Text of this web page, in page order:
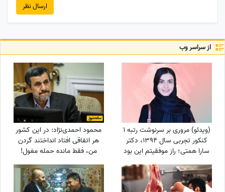
ارسال نظر
از سراسر وب
(ویدئو) مروری بر سرنوشت رتبه 1
کنکور تجربی سال 1394، دکتر
سارا همتی؛ راز موفقیتم این بود
که ...
محمود احمدی‌نژاد: در این کشور
هر اتفاقی افتاد انداختند گردن
من، فقط مانده حمله مغول!